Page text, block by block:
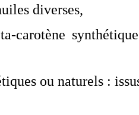
diverses,
carotène
ou naturels :